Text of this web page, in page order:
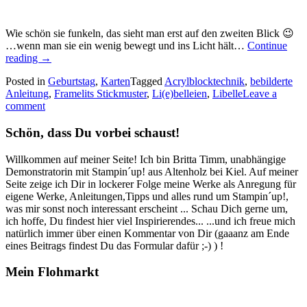
Wie schön sie funkeln, das sieht man erst auf den zweiten Blick 😉
…wenn man sie ein wenig bewegt und ins Licht hält… Continue
reading „Zwei
zarte
Libellen…“
→
Posted in Geburtstag, KartenTagged Acrylblocktechnik, bebilderte
Anleitung, Framelits Stickmuster, Li(e)belleien, LibelleLeave a
comment
Schön, dass Du vorbei schaust!
Willkommen auf meiner Seite! Ich bin Britta Timm, unabhängige
Demonstratorin mit Stampin´up! aus Altenholz bei Kiel. Auf meiner
Seite zeige ich Dir in lockerer Folge meine Werke als Anregung für
eigene Werke, Anleitungen,Tipps und alles rund um Stampin´up!,
was mir sonst noch interessant erscheint ... Schau Dich gerne um,
ich hoffe, Du findest hier viel Inspirierendes... ...und ich freue mich
natürlich immer über einen Kommentar von Dir (gaaanz am Ende
eines Beitrags findest Du das Formular dafür ;-) ) !
Mein Flohmarkt